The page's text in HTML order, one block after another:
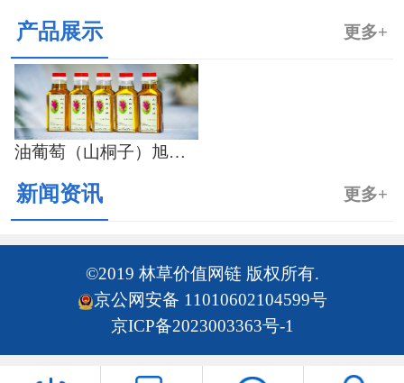
产品展示 更多+
油葡萄（山桐子）旭舟重点龙头企业产品
新闻资讯 更多+
©2019 林草价值网链 版权所有.
京公网安备 11010602104599号
京ICP备2023003363号-1